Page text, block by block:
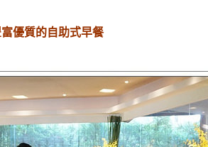
優質的自助式早餐